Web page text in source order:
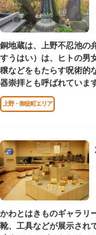
銅地蔵は、上野不忍池の
すうはい）は、ヒトの男
穣などをもたらす呪術的
器崇拝とも呼ばれていま
す。
上野・御徒町エリア
かわとはきものギャラリ
靴、工具などが展示され